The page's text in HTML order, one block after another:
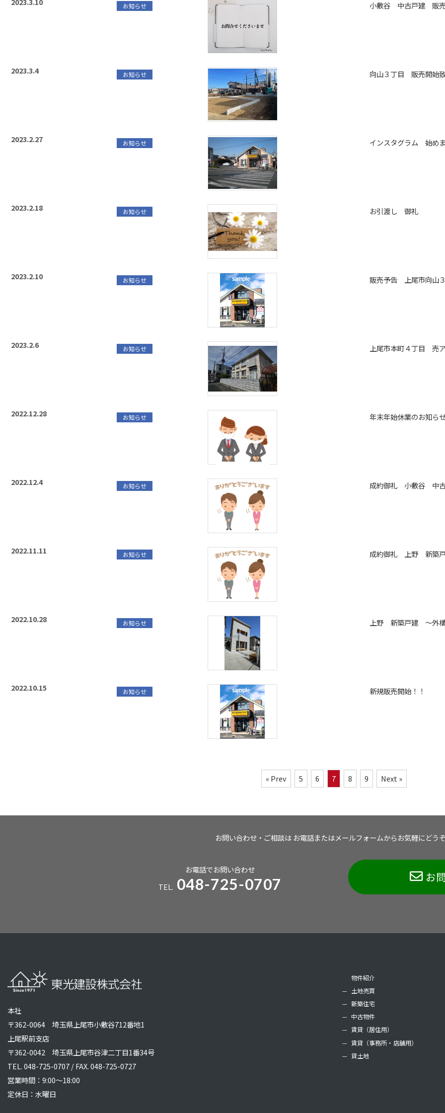
お知らせ 小敷谷 中古戸建 販売
2023.3.4 お知らせ 向山３丁目 販売開始致
2023.2.27 お知らせ インスタグラム 始め
2023.2.18 お知らせ お引渡し 御礼
2023.2.10 お知らせ 販売予告 上尾市向山
2023.2.6 お知らせ 上尾市本町４丁目 売
2022.12.28 お知らせ 年末年始休業のお知ら
2022.12.4 お知らせ 成約御礼 小敷谷 中
2022.11.11 お知らせ 成約御礼 上野 新築
2022.10.28 お知らせ 上野 新築戸建 ～外
2022.10.15 お知らせ 新規販売開始！！
« Prev 5 6 7 8 9 Next »
お問い合わせ・ご相談はお電話またはメールフォームからお気軽にどう
お電話でお問い合わせ
TEL. 048-725-0707 お
本社
〒362-0064 埼玉県上尾市小敷谷712番地1
上尾駅前支店
〒362-0042 埼玉県上尾市谷津二丁目1番34号
TEL.048-725-0707/ FAX. 048-725-0727
営業時間：9:00～18:00
定休日：水曜日
物件紹介
土地売買
新築住宅
中古物件
賃貸（居住用）
賃貸（事務所・店舗用）
貸土地